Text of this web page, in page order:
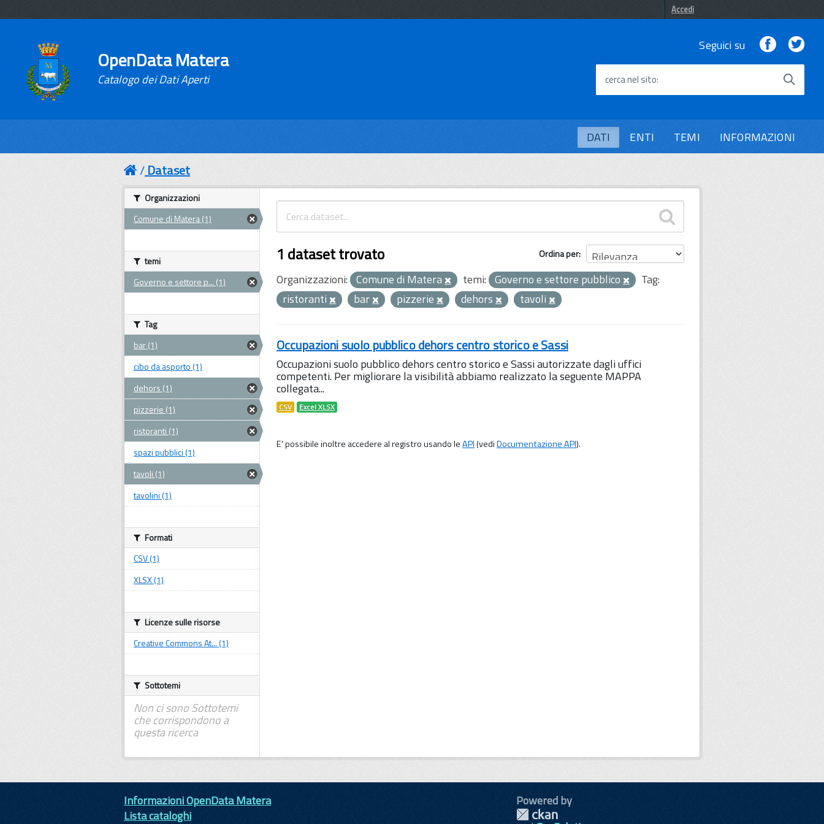
Accedi
OpenData Matera
Catalogo dei Dati Aperti
Seguici su Facebook
cerca nel sito
DATI ENTI TEMI INFORMAZIONI
Dataset
Ordina per
1 dataset trovato
Organizzazioni: Comune di Matera temi: Governo e settore pubblico
Tag:
ristoranti
bar pizzerie dehors tavoli
Occupazioni suolo pubblico dehors centro storico e Sassi
Occupazioni suolo pubblico dehors centro storico e Sassi autorizzate dagli uffici
competenti. Per migliorare la visibilità abbiamo realizzato la seguente MAPPA
collegata...
CSV Excel XLSX
E' possibile inoltre accedere al registro usando leAPI(vediDocumentazione API).
Organizzazioni
Comune di Matera (1)
temi
Governo e settore p... (1)
Tag
bar (1)
cibo da asporto (1)
dehors (1)
pizzerie (1)
ristoranti (1)
spazi pubblici (1)
tavoli (1)
tavolini (1)
Formati
CSV (1)
XLSX (1)
Licenze sulle risorse
Creative Commons At... (1)
Sottotemi
Non ci sono Sottotemi
che corrispondono a
questa ricerca
Informazioni OpenData Matera
Lista cataloghi
Powered by